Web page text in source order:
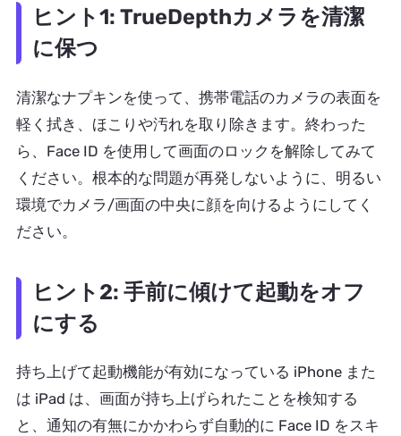
ヒント1: TrueDepthカメラを清潔
に保つ
清潔なナプキンを使って、携帯電話のカメラの表面を
軽く拭き、ほこりや汚れを取り除きます。終わった
ら、Face ID を使用して画面のロックを解除してみて
ください。根本的な問題が再発しないように、明るい
環境でカメラ/画面の中央に顔を向けるようにしてく
ださい。
ヒント2: 手前に傾けて起動をオフ
にする
持ち上げて起動機能が有効になっている iPhone また
は iPad は、画面が持ち上げられたことを検知する
と、通知の有無にかかわらず自動的に Face ID をスキ